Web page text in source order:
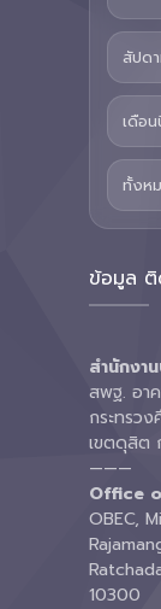
สัปด
เดือ
ทั้งห
ข้อมูล ติ
สำนักงา
สพฐ. อา
กระทรว
เขตดุสิต
———
Office
OBEC,
10300